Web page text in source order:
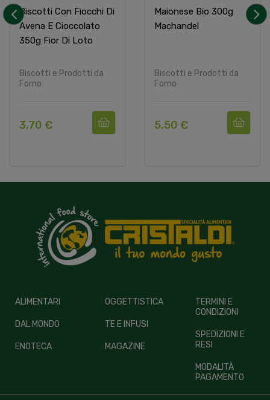
Biscotti Con Fiocchi Di
Avena E Cioccolato
350g Fior Di Loto
Biscotti e Prodotti da
Forno
3,70 €
Maionese Bio 300g
Machandel
Biscotti e Prodotti da
Forno
5,50 €
ALIMENTARI
DAL MONDO
ENOTECA
OGGETTISTICA
TE E INFUSI
MAGAZINE
TERMINI E
CONDIZIONI
SPEDIZIONI E
RESI
MODALITÀ
PAGAMENTO